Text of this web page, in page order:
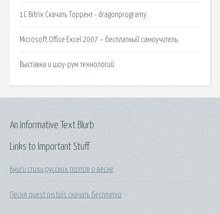
1C Bitrix Скачать Торрент - dragonprogramy.
Microsoft Office Excel 2007 – бесплатный самоучитель.
Выставка и шоу-рум технологий.
Links to Important Stuff
Книги стихи русских поэтов о весне
Песня quest pistols скачать бесплатно
An Informative Text Blurb